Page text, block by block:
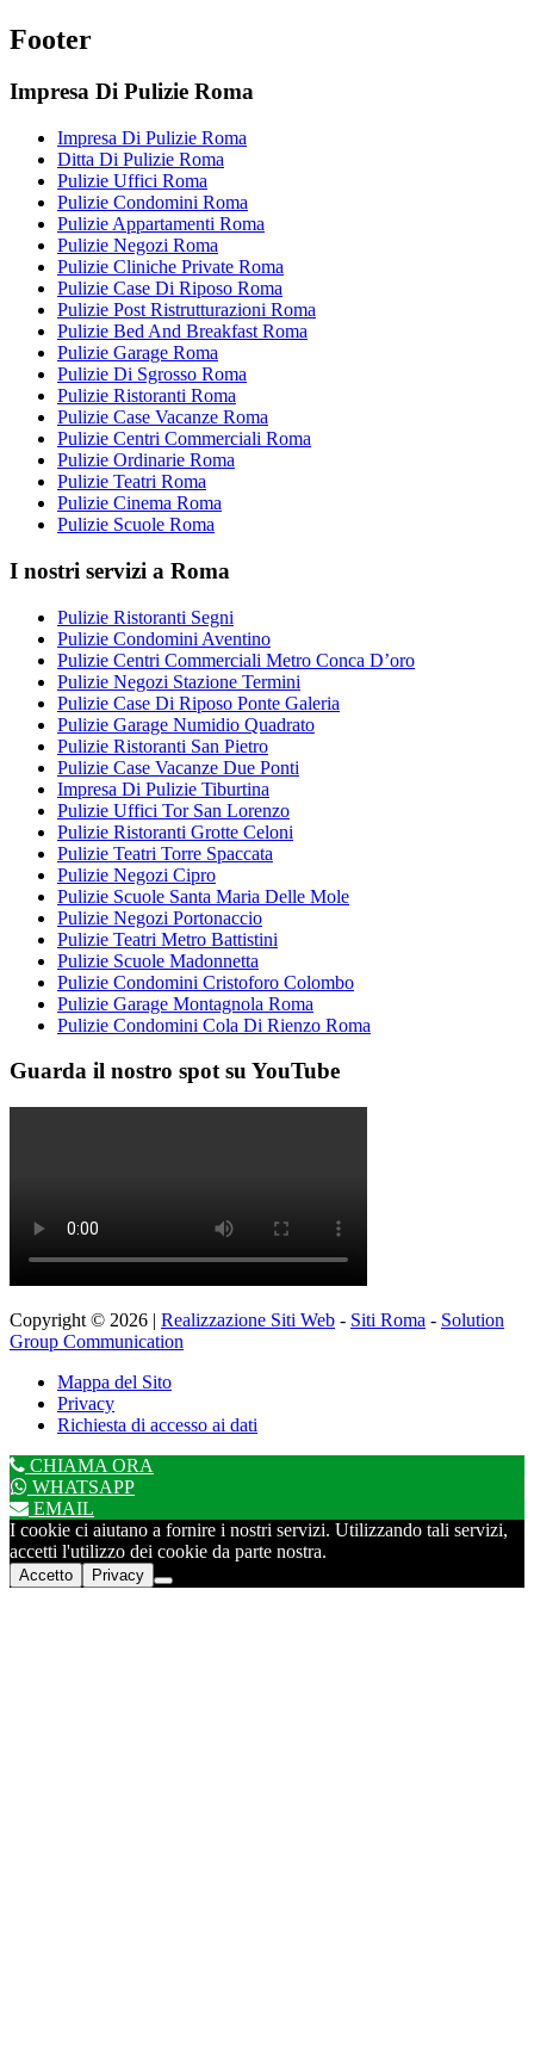
Footer
Impresa Di Pulizie Roma
Impresa Di Pulizie Roma
Ditta Di Pulizie Roma
Pulizie Uffici Roma
Pulizie Condomini Roma
Pulizie Appartamenti Roma
Pulizie Negozi Roma
Pulizie Cliniche Private Roma
Pulizie Case Di Riposo Roma
Pulizie Post Ristrutturazioni Roma
Pulizie Bed And Breakfast Roma
Pulizie Garage Roma
Pulizie Di Sgrosso Roma
Pulizie Ristoranti Roma
Pulizie Case Vacanze Roma
Pulizie Centri Commerciali Roma
Pulizie Ordinarie Roma
Pulizie Teatri Roma
Pulizie Cinema Roma
Pulizie Scuole Roma
I nostri servizi a Roma
Pulizie Ristoranti Segni
Pulizie Condomini Aventino
Pulizie Centri Commerciali Metro Conca D’oro
Pulizie Negozi Stazione Termini
Pulizie Case Di Riposo Ponte Galeria
Pulizie Garage Numidio Quadrato
Pulizie Ristoranti San Pietro
Pulizie Case Vacanze Due Ponti
Impresa Di Pulizie Tiburtina
Pulizie Uffici Tor San Lorenzo
Pulizie Ristoranti Grotte Celoni
Pulizie Teatri Torre Spaccata
Pulizie Negozi Cipro
Pulizie Scuole Santa Maria Delle Mole
Pulizie Negozi Portonaccio
Pulizie Teatri Metro Battistini
Pulizie Scuole Madonnetta
Pulizie Condomini Cristoforo Colombo
Pulizie Garage Montagnola Roma
Pulizie Condomini Cola Di Rienzo Roma
Guarda il nostro spot su YouTube
Copyright © 2026 | Realizzazione Siti Web - Siti Roma - Solution
Group Communication
Mappa del Sito
Privacy
Richiesta di accesso ai dati
CHIAMA ORA
WHATSAPP
EMAIL
I cookie ci aiutano a fornire i nostri servizi. Utilizzando tali servizi,
accetti l'utilizzo dei cookie da parte nostra.
Accetto Privacy